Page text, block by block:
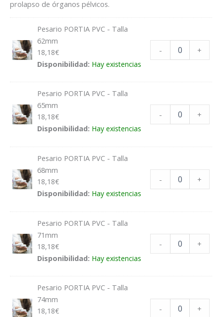
prolapso de órganos pélvicos.
Pesario PORTIA PVC - Talla
62mm
18,18€
Disponibilidad: Hay existencias
- +
Pesario PORTIA PVC - Talla
65mm
18,18€
Disponibilidad: Hay existencias
- +
Pesario PORTIA PVC - Talla
68mm
18,18€
Disponibilidad: Hay existencias
- +
Pesario PORTIA PVC - Talla
71mm
18,18€
Disponibilidad: Hay existencias
- +
Pesario PORTIA PVC - Talla
74mm
18,18€ - +